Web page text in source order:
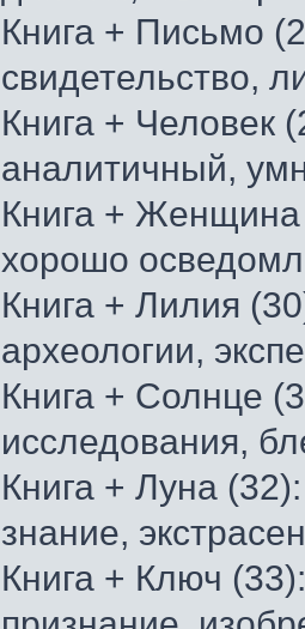
Книга + Письмо
свидетельство,
Книга + Человек
аналитичный,
Книга +
хорошо
Книга + Лилия
археологии,
Книга + Солнце
исследования,
Книга + Луна
знание,
Книга + Ключ